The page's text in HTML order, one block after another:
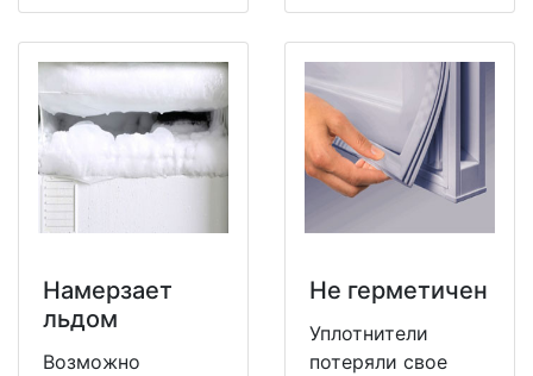
Намерзает
льдом
Возможно
Не герметичен
Уплотнители
потеряли свое